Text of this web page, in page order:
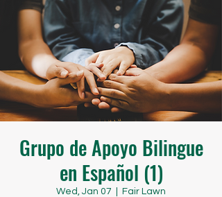
Grupo de Apoyo Bilingue
en Español (1)
Wed, Jan 07 Fair Lawn